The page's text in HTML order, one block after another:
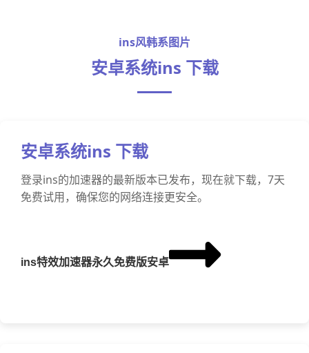
ins风韩系图片
安卓系统ins 下载
安卓系统ins 下载
登录ins的加速器的最新版本已发布，现在就下载，7天
免费试用，确保您的网络连接更安全。
ins特效加速器永久免费版安卓